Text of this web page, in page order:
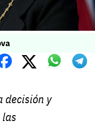
decisión y